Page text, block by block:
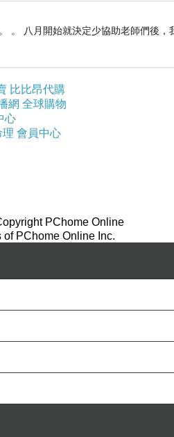
。 八月開始就決定少協助老師們後，
比比昂代購
網 全球購物
心
理 會員中心
PChome Online
PChome Online Inc.